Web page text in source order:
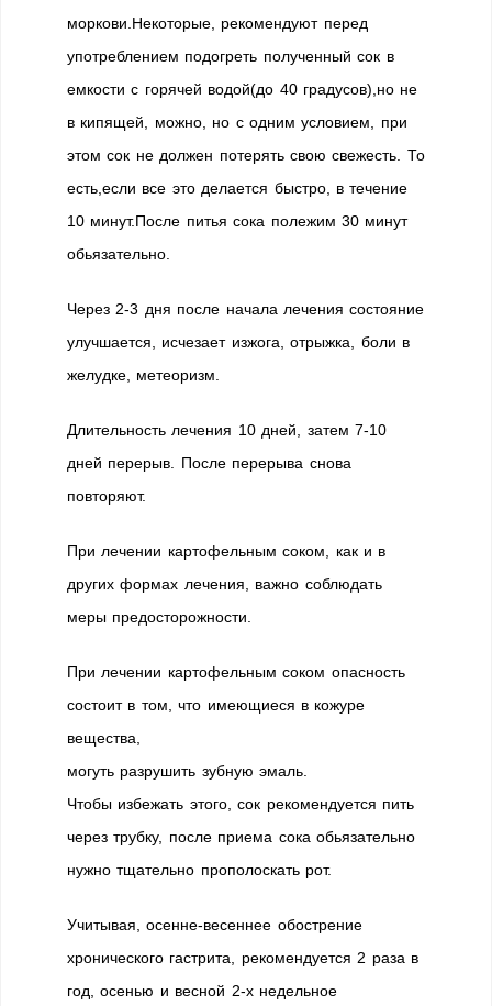
моркови.Некоторые, рекомендуют перед
употреблением подогреть полученный сок в
емкости с горячей водой(до 40 градусов),но не
в кипящей, можно, но с одним условием, при
этом сок не должен потерять свою свежесть. То
есть,если все это делается быстро, в течение
10 минут.После питья сока полежим 30 минут
обьязательно.
Через 2-3 дня после начала лечения состояние
улучшается, исчезает изжога, отрыжка, боли в
желудке, метеоризм.
Длительность лечения 10 дней, затем 7-10
дней перерыв. После перерыва снова
повторяют.
При лечении картофельным соком, как и в
других формах лечения, важно соблюдать
меры предосторожности.
При лечении картофельным соком опасность
состоит в том, что имеющиеся в кожуре
вещества,
могуть разрушить зубную эмаль.
Чтобы избежать этого, сок рекомендуется пить
через трубку, после приема сока обьязательно
нужно тщательно прополоскать рот.
Учитывая, осенне-весеннее обострение
хронического гастрита, рекомендуется 2 раза в
год, осенью и весной 2-х недельное